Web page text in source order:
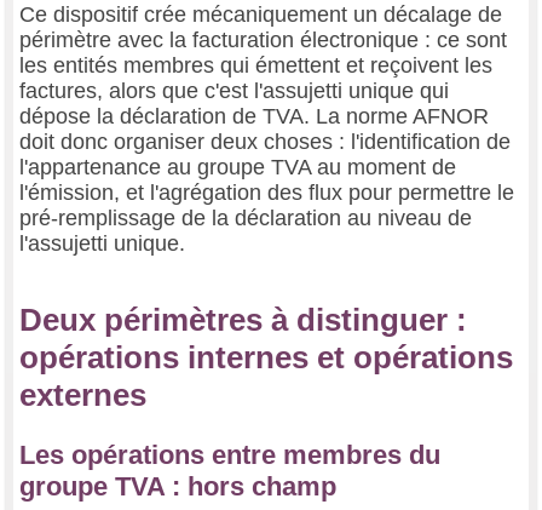
Ce dispositif crée mécaniquement un décalage de
périmètre avec la facturation électronique : ce sont
les entités membres qui émettent et reçoivent les
factures, alors que c'est l'assujetti unique qui
dépose la déclaration de TVA. La norme AFNOR
doit donc organiser deux choses : l'identification de
l'appartenance au groupe TVA au moment de
l'émission, et l'agrégation des flux pour permettre le
pré-remplissage de la déclaration au niveau de
l'assujetti unique.
Deux périmètres à distinguer :
opérations internes et opérations
externes
Les opérations entre membres du
groupe TVA : hors champ